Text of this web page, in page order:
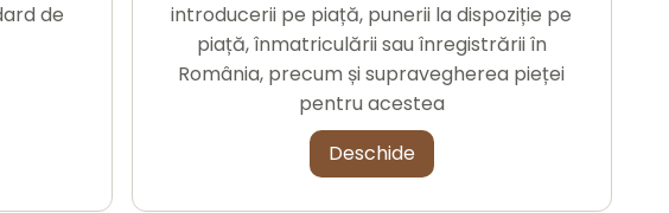
de
introducerii pe piață, punerii la dispoziție pe
piață, înmatriculării sau înregistrării în
România, precum și supravegherea pieței
pentru acestea
Deschide